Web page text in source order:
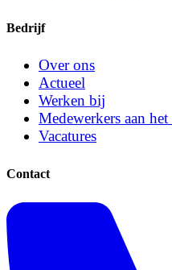
Bedrijf
Over ons
Actueel
Werken bij
Medewerkers aan
Vacatures
Contact